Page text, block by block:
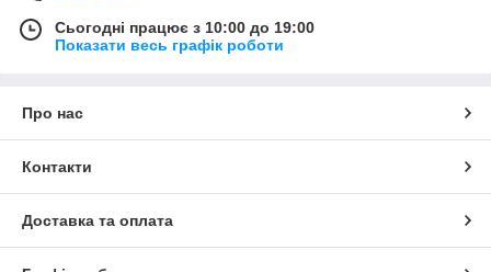
Сьогодні працює з 10:00 до 19:00
Показати весь графік роботи
Про нас
Контакти
Доставка та оплата